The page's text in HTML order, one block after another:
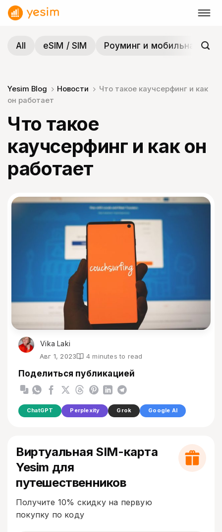
Skip
All
eSIM / SIM Роуминг и мобильная
Yesim Blog Новости
Что такое каучсерфинг и как
он работает
Что такое
каучсерфинг и как он
работает
Vika Laki
Авг 1, 2023 4 minutes to read
Поделиться публикацией
ChatGPT Perplexity Grok Google AI
Виртуальная SIM-карта
Yesim для
путешественников
Получите 10% скидку на первую
покупку по коду